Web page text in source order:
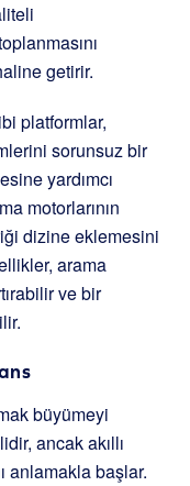
getirir.
platformlar,
sorunsuz bir
yardımcı
motorlarının
dizine eklemesini
arama
ve bir
büyümeyi
ancak akıllı
anlamakla başlar.